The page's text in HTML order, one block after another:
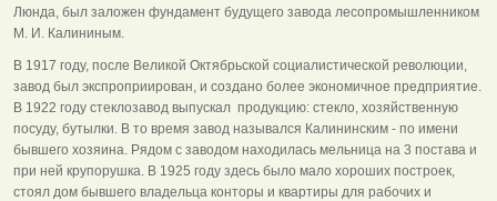
Люнда, был заложен фундамент будущего завода лесопромышленником
М. И. Калининым.
В 1917 году, после Великой Октябрьской социалистической революции,
завод был экспроприирован, и создано более экономичное предприятие.
В 1922 году стеклозавод выпускал продукцию: стекло, хозяйственную
посуду, бутылки. В то время завод назывался Калининским - по имени
бывшего хозяина. Рядом с заводом находилась мельница на 3 постава и
при ней крупорушка. В 1925 году здесь было мало хороших построек,
стоял дом бывшего владельца конторы и квартиры для рабочих и